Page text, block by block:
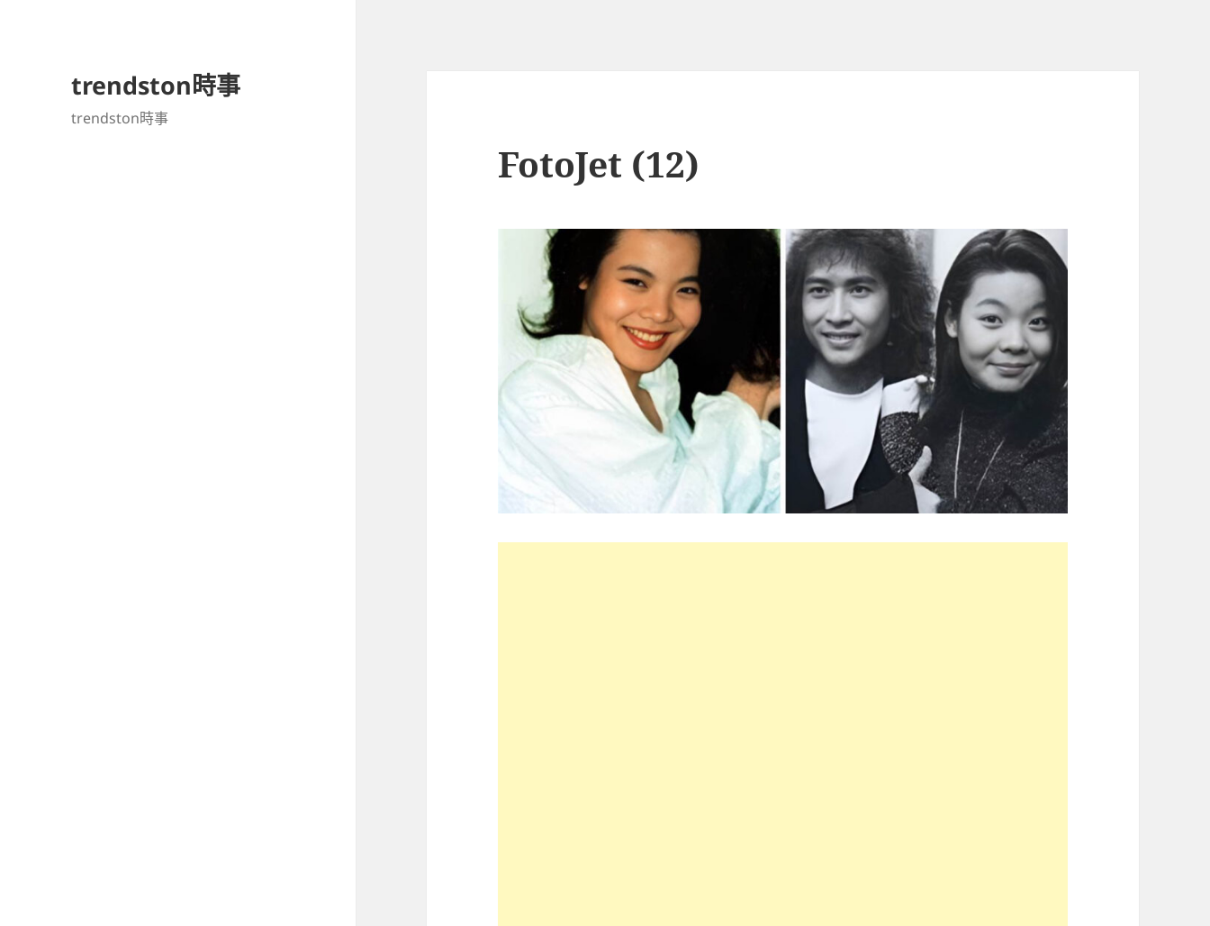
trendston時事
trendston時事
FotoJet (12)